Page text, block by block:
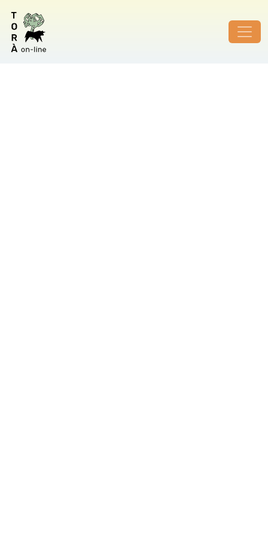
ID de foto no vàlid